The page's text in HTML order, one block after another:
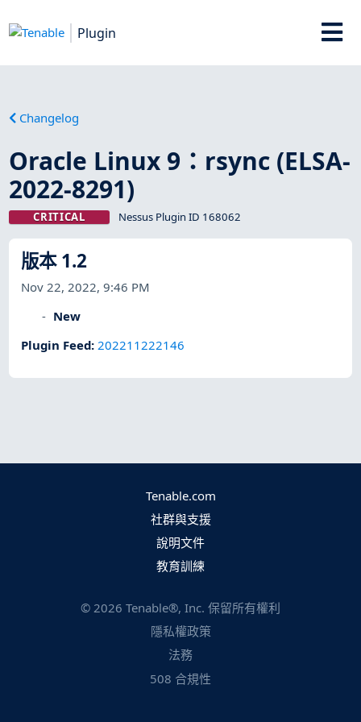
Plugin
Changelog
Oracle Linux 9：rsync (ELSA-
2022-8291)
CRITICAL Nessus Plugin ID 168062
版本 1.2
Nov 22, 2022, 9:46 PM
New
Plugin Feed:202211222146
Tenable.com
社群與支援
說明文件
教育訓練
© 2026 Tenable®, Inc. 保留所有權利
隱私權政策
法務
508 合規性